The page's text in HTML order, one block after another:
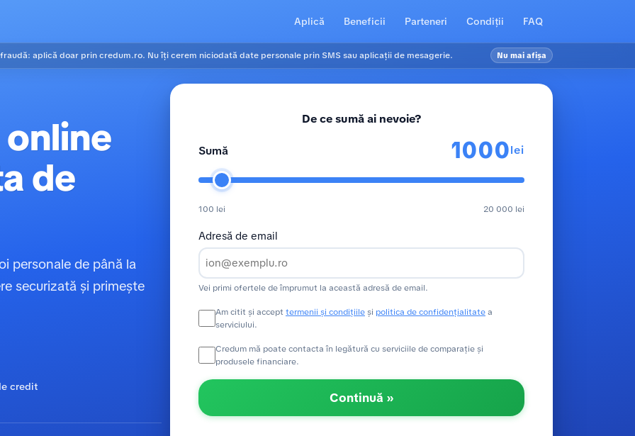
Aplică Beneficii Parteneri Condiții FAQ
aplică doar prin credum.ro. Nu îți cerem niciodată date personale prin SMS sau aplicații de mesagerie. Nu mai afișa
online
de
personale de până la
securizată și primește
credit
De ce sumă ai nevoie?
Sumă lei
100 lei 20 000 lei
Adresă de email
Vei primi ofertele de împrumut la această adresă de email.
Am citit și accept termenii și condițiileși politica de confidențialitatea
serviciului.
Credum mă poate contacta în legătură cu serviciile de comparație și
produsele financiare.
Continuă »